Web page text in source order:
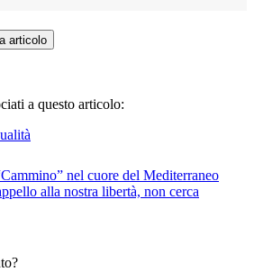
articolo
a questo articolo:
nel cuore del Mediterraneo
alla nostra libertà, non cerca